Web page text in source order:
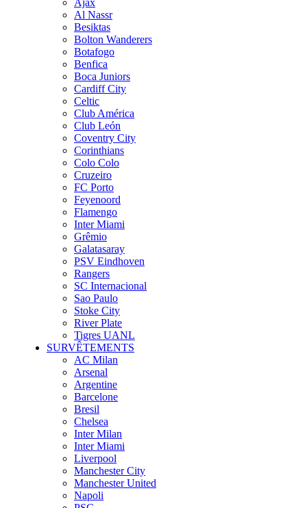
Ajax
Al Nassr
Besiktas
Bolton Wanderers
Botafogo
Benfica
Boca Juniors
Cardiff City
Celtic
Club América
Club León
Coventry City
Corinthians
Colo Colo
Cruzeiro
FC Porto
Feyenoord
Flamengo
Inter Miami
Grêmio
Galatasaray
PSV Eindhoven
Rangers
SC Internacional
Sao Paulo
Stoke City
River Plate
Tigres UANL
SURVÊTEMENTS
AC Milan
Arsenal
Argentine
Barcelone
Bresil
Chelsea
Inter Milan
Inter Miami
Liverpool
Manchester City
Manchester United
Napoli